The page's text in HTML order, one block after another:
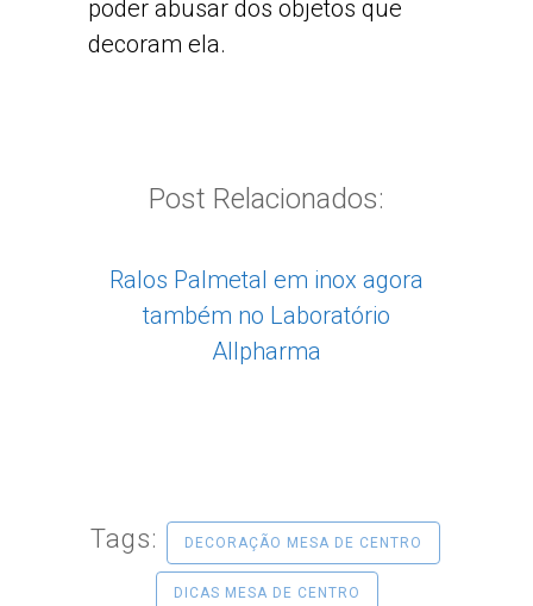
poder abusar dos objetos que
decoram ela.
Post Relacionados:
Ralos Palmetal em inox agora
também no Laboratório
Allpharma
Tags: DECORAÇÃO MESA DE CENTRO
DICAS MESA DE CENTRO